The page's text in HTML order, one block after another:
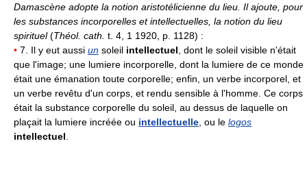
Damascène adopte la notion aristotélicienne du lieu. Il ajoute, pour
les substances incorporelles et intellectuelles, la notion du lieu
spirituel(Théol. cath. t. 4, 1 1920, p. 1128) :
• 7. Il y eut aussi un soleil intellectuel , dont le soleil visible n'était
que l'image; une lumiere incorporelle, dont la lumiere de ce monde
était une émanation toute corporelle; enfin, un verbe incorporel, et
un verbe revêtu d'un corps, et rendu sensible à l'homme. Ce corps
était la substance corporelle du soleil, au dessus de laquelle on
plaçait la lumiere incréée ou intellectuelle , ou le logos
intellectuel